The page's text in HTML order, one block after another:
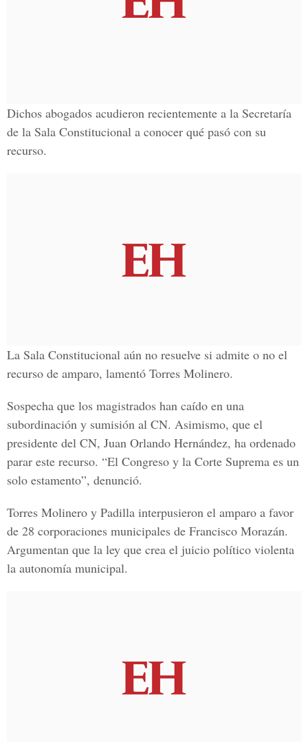
Dichos abogados acudieron recientemente a la Secretaría
de la Sala Constitucional a conocer qué pasó con su
recurso.
La Sala Constitucional aún no resuelve si admite o no el
recurso de amparo, lamentó Torres Molinero.
Sospecha que los magistrados han caído en una
subordinación y sumisión al CN. Asimismo, que el
presidente del CN, Juan Orlando Hernández, ha ordenado
parar este recurso. “El Congreso y la Corte Suprema es un
solo estamento”, denunció.
Torres Molinero y Padilla interpusieron el amparo a favor
de 28 corporaciones municipales de Francisco Morazán.
Argumentan que la ley que crea el juicio político violenta
la autonomía municipal.